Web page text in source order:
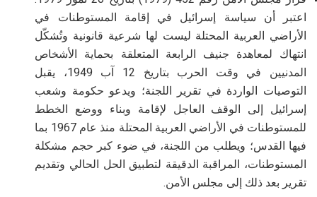
اعتبر أن سياسة إسرائيل في إقامة المستوطنات في
الأراضي العربية المحتلة ليست لها شرعية قانونية وتُشكّل
انتهاك لمعاهدة جنيف الرابعة المتعلقة بحماية الأشخاص
المدنيين في وقت الحرب بتاريخ 12 آب 1949، يقبل
التوصيات الواردة في تقرير اللجنة؛ ويدعو حكومة وشعب
إسرائيل إلى الوقف العاجل لإقامة وبناء ووضع الخطط
للمستوطنات في الأراضي العربية المحتلة منذ عام 1967 بما
فيها القدس؛ ويطلب من اللجنة، في ضوء كبر حجم مشكلة
المستوطنات، المراقبة الدقيقة لتطبيق الحل الحالي وتقديم
تقرير بعد ذلك إلى مجلس الأمن.